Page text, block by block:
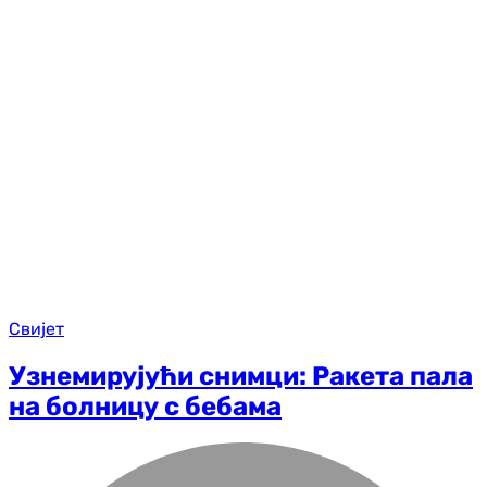
Свијет
Узнемирујући снимци: Ракета пала
на болницу с бебама